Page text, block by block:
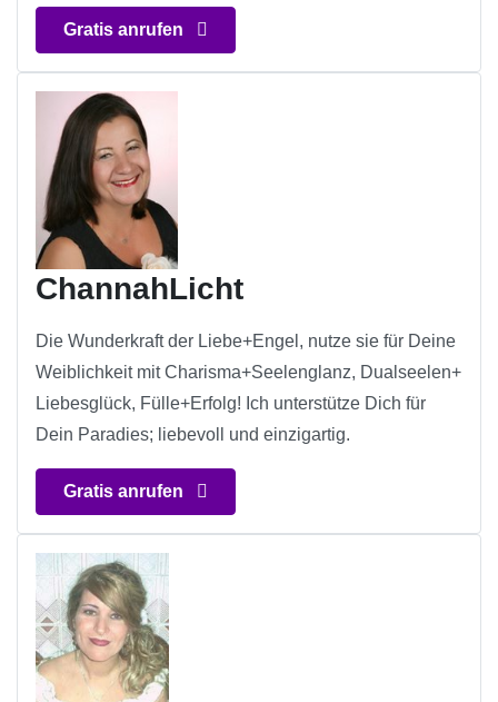
Gratis anrufen
ChannahLicht
Die Wunderkraft der Liebe+Engel, nutze sie für Deine
Weiblichkeit mit Charisma+Seelenglanz, Dualseelen+
Liebesglück, Fülle+Erfolg! Ich unterstütze Dich für
Dein Paradies; liebevoll und einzigartig.
Gratis anrufen